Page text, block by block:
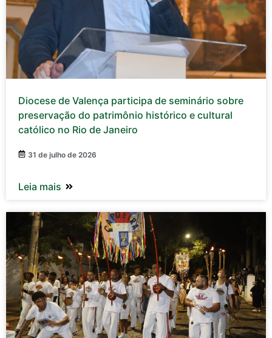
Diocese de Valença participa de seminário sobre
preservação do patrimônio histórico e cultural
católico no Rio de Janeiro
31 de julho de 2026
Leia mais